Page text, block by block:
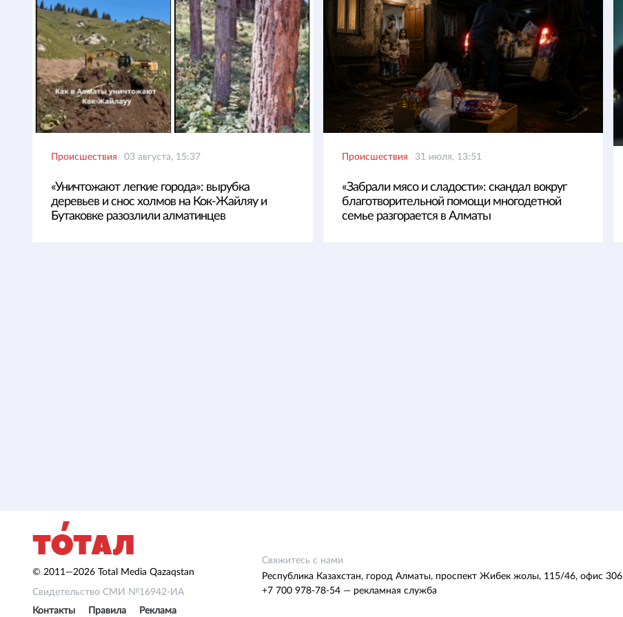
Происшествия 03 августа, 15:37
«Уничтожают легкие города»: вырубка
деревьев и снос холмов на Кок-Жайляу и
Бутаковке разозлили алматинцев
Происшествия 31 июля, 13:51
«Забрали мясо и сладости»: скандал вокруг
благотворительной помощи многодетной
семье разгорается в Алматы
© 2011—2026 Total Media Qazaqstan
Свидетельство СМИ №16942-ИА
Контакты
Правила Реклама
Свяжитесь с нами
Республика Казахстан, город Алматы, проспект Жибек жолы, 115/46, офис 306
+7 700 978-78-54 — рекламная служба